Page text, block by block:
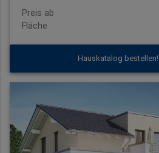
Preis ab
Fläche
Hauskatalog bestellen!